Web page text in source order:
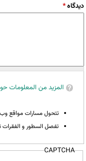
‏دیدگاه ‏*
المزيد من المعلومات
تتحول مسارات مواقع وب و
تفصل السطور و الفقرات
CAPTCHA